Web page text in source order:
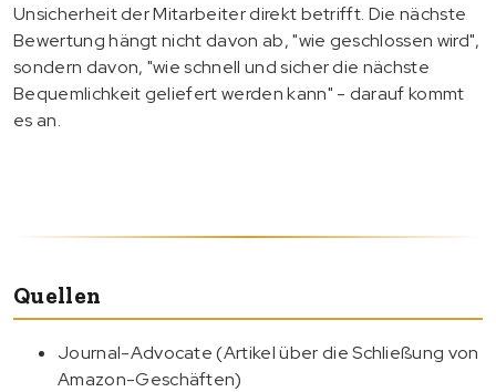
Unsicherheit der Mitarbeiter direkt betrifft. Die nächste
Bewertung hängt nicht davon ab, "wie geschlossen wird",
sondern davon, "wie schnell und sicher die nächste
Bequemlichkeit geliefert werden kann" - darauf kommt
es an.
Quellen
Journal-Advocate (Artikel über die Schließung von
Amazon-Geschäften)